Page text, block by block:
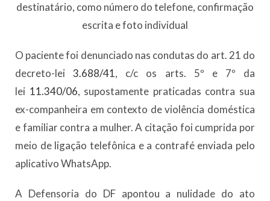
destinatário, como número do telefone, confirmação
escrita e foto individual
O paciente foi denunciado nas condutas do art. 21 do
decreto-lei3.688/41, c/c os arts. 5º e 7º da
lei 11.340/06, supostamente praticadas contra sua
ex-companheira em contexto de violência doméstica
e familiar contra a mulher. A citação foi cumprida por
meio de ligação telefônica e a contrafé enviada pelo
aplicativo WhatsApp.
A Defensoria do DF apontou a nulidade do ato